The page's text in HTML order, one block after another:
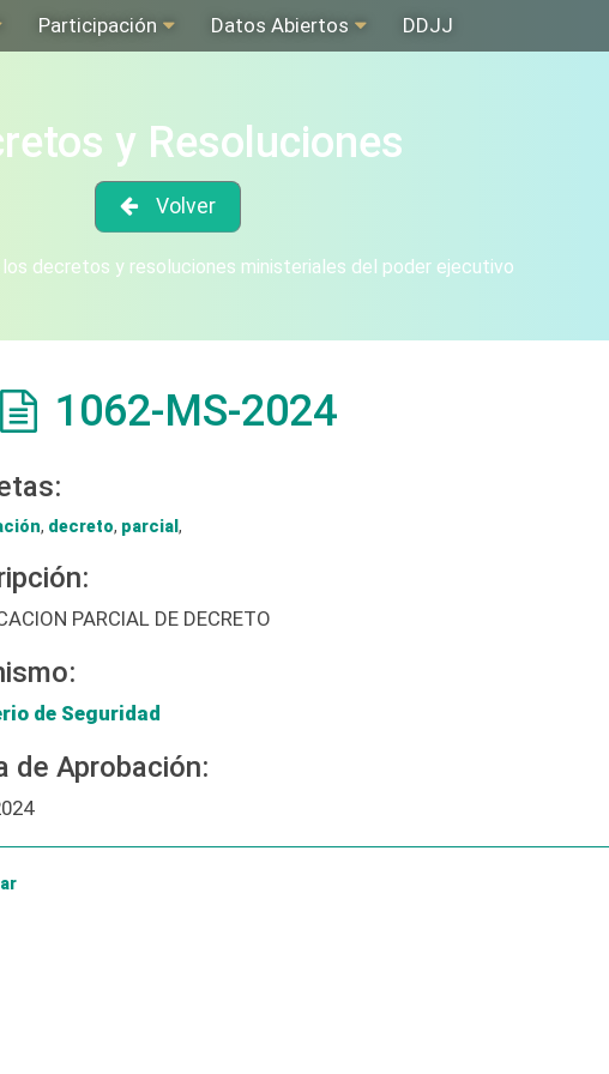
Participación Datos Abiertos DDJJ
y Resoluciones
Volver
decretos y resoluciones ministeriales del poder ejecutivo
1062-MS-2024
, decreto, parcial ,
PARCIAL DE DECRETO
de Seguridad
de Aprobación: